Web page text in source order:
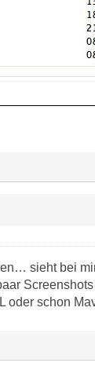
sieht bei
oder schon